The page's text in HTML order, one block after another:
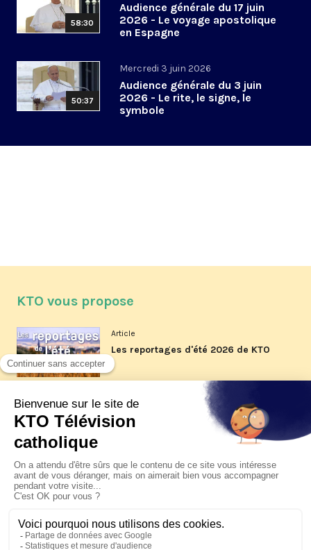
58:30
Audience générale du 17 juin
2026 - Le voyage apostolique
en Espagne
50:37
Mercredi 3 juin 2026
Audience générale du 3 juin
2026 - Le rite, le signe, le
symbole
KTO vous propose
Article
Les reportages d'été 2026 de KTO
Article
La visite pastorale du pape Léon
XIV à Assise à suivre sur KTO le
Article
Le pape en Uruguay, Argentine et